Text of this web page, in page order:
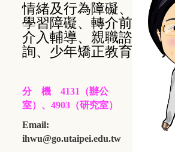
情緒及行為障礙、
學習障礙、轉介前
介入輔導、親職諮
詢、少年矯正教育
分 機 4131（辦公
室）、4903（研究室）
Email:
ihwu@go.utaipei.edu.tw